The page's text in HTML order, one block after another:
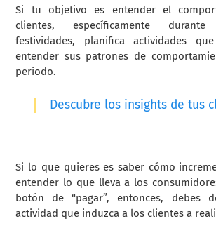
Si tu objetivo es entender el
clientes, específicamente
festividades, planifica actividades
entender sus patrones de
periodo.
Descubre los insights de tus
Si lo que quieres es saber cómo
entender lo que lleva a los
botón de “pagar”, entonces, debes
actividad que induzca a los clientes a